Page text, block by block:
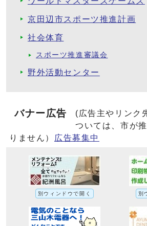
京田辺市スポーツ推進計画
社会体育
スポーツ推進審議会
野外活動センター
バナー広告
(広告主やリンク
ついては、市が
りません）
広告募集中
別ウィンドウで開く 別